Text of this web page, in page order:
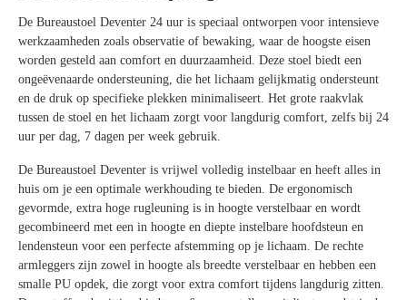
De Bureaustoel Deventer 24 uur is speciaal ontworpen voor intensieve
werkzaamheden zoals observatie of bewaking, waar de hoogste eisen
worden gesteld aan comfort en duurzaamheid. Deze stoel biedt een
ongeëvenaarde ondersteuning, die het lichaam gelijkmatig ondersteunt
en de druk op specifieke plekken minimaliseert. Het grote raakvlak
tussen de stoel en het lichaam zorgt voor langdurig comfort, zelfs bij 24
uur per dag, 7 dagen per week gebruik.
De Bureaustoel Deventer is vrijwel volledig instelbaar en heeft alles in
huis om je een optimale werkhouding te bieden. De ergonomisch
gevormde, extra hoge rugleuning is in hoogte verstelbaar en wordt
gecombineerd met een in hoogte en diepte instelbare hoofdsteun en
lendensteun voor een perfecte afstemming op je lichaam. De rechte
armleggers zijn zowel in hoogte als breedte verstelbaar en hebben een
smalle PU opdek, die zorgt voor extra comfort tijdens langdurig zitten.